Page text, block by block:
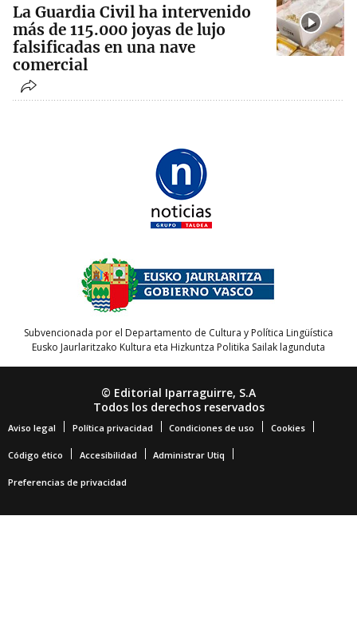
La Guardia Civil ha intervenido
más de 115.000 joyas de lujo
falsificadas en una nave
comercial
Subvencionada por el Departamento de Cultura y Política Lingüística
Eusko Jaurlaritzako Kultura eta Hizkuntza Politika Sailak lagunduta
© Editorial Iparraguirre, S.A
Todos los derechos reservados
Aviso legal Política privacidad Condiciones de uso Cookies
Código ético Accesibilidad Administrar Utiq
Preferencias de privacidad